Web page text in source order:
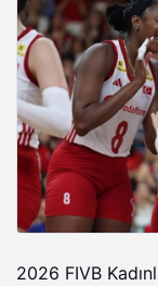
2026 FIVB